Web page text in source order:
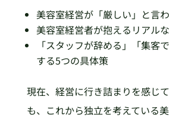
美容室経営が「厳しい」と言
美容室経営者が抱えるリアル
「スタッフが辞める」「集客
する5つの具体策
現在、経営に行き詰まりを感じ
も、これから独立を考えている